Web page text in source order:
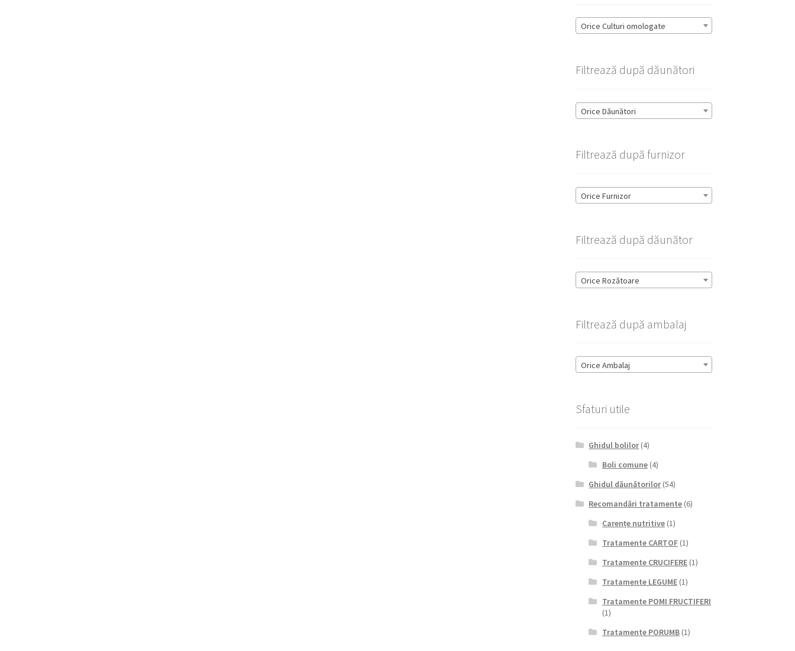
Orice Culturi omologate
Filtrează după dăunători
Orice Dăunători
Filtrează după furnizor
Orice Furnizor
Filtrează după dăunător
Orice Rozătoare
Filtrează după ambalaj
Orice Ambalaj
Sfaturi utile
Ghidul bolilor(4)
Boli comune(4)
Ghidul dăunătorilor(54)
Recomandări tratamente (6)
Carențe nutritive(1)
Tratamente CARTOF(1)
Tratamente CRUCIFERE(1)
Tratamente LEGUME(1)
Tratamente POMI FRUCTIFERI
(1)
Tratamente PORUMB(1)